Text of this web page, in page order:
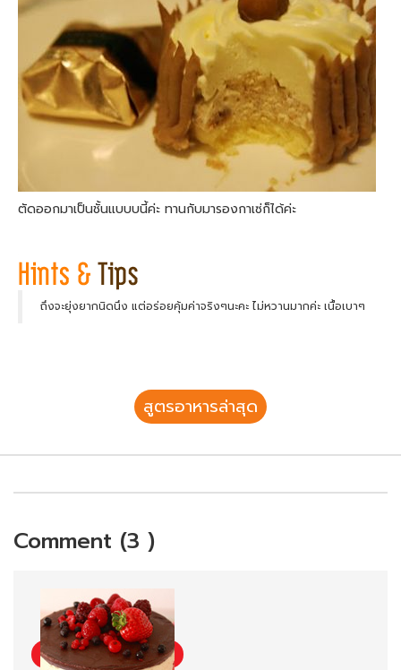
ตัดออกมาเป็นชั้นแบบบนี้ค่ะ ทานกับมารองกาเซ่ก็ได้ค่ะ
ถึงจะยุ่งยากนิดนึง แต่อร่อยคุ้มค่าจริงๆนะคะ ไม่หวานมากค่ะ เนื้อเบาๆ
สูตรอาหารล่าสุด
Comment (3 )